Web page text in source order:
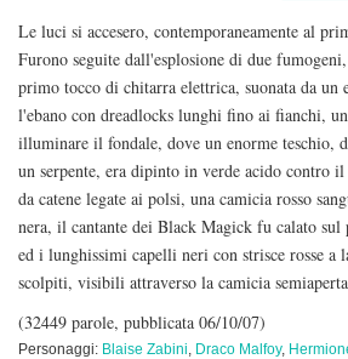
Le luci si accesero, contemporaneamente al
Furono seguite dall'esplosione di due
primo tocco di chitarra elettrica, suonata da un
l'ebano con dreadlocks lunghi fino ai fianchi,
illuminare il fondale, dove un enorme teschio,
un serpente, era dipinto in verde acido contro
da catene legate ai polsi, una camicia rosso
nera, il cantante dei Black Magick fu calato sul
ed i lunghissimi capelli neri con strisce rosse
scolpiti, visibili attraverso la camicia
(32449 parole, pubblicata 06/10/07)
Personaggi: Blaise Zabini, Draco Malfoy,